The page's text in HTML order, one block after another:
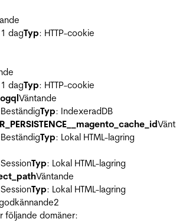
dagTyp: HTTP-cookie
dagTyp: HTTP-cookie
Väntande
Typ: IndexeradDB
Typ: Lokal HTML-lagring
Typ: Lokal HTML-lagring
Väntande
Typ: Lokal HTML-lagring
2
följande domäner: